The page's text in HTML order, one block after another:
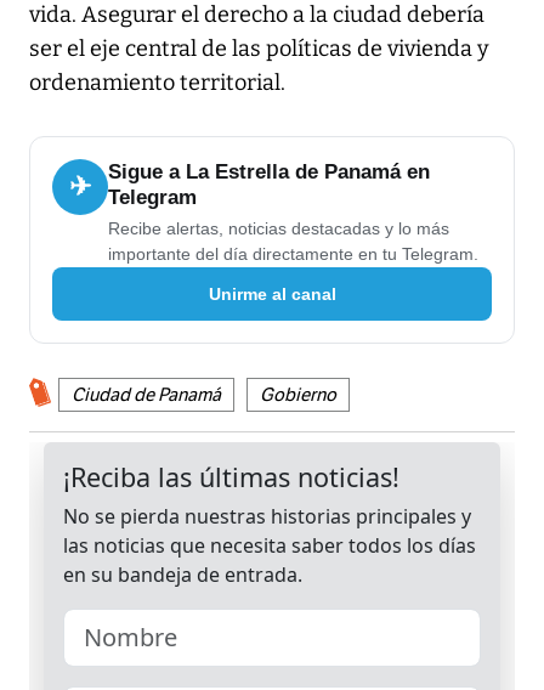
vida. Asegurar el derecho a la ciudad debería
ser el eje central de las políticas de vivienda y
ordenamiento territorial.
✈
Sigue a La Estrella de Panamá en
Telegram
Recibe alertas, noticias destacadas y lo más
importante del día directamente en tu Telegram.
Unirme al canal
Ciudad de Panamá Gobierno